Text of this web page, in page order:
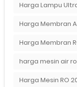
harga mesin air ro